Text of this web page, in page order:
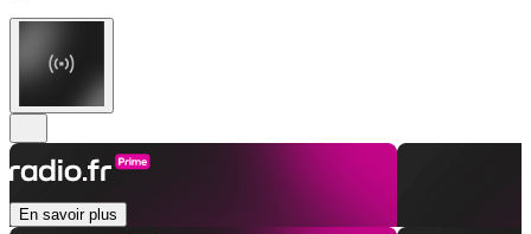
En savoir plus